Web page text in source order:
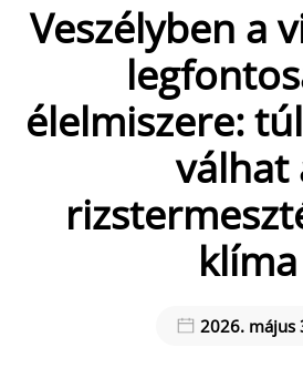
Veszélyben a
élelmiszere:
válhat
klíma
2026. május